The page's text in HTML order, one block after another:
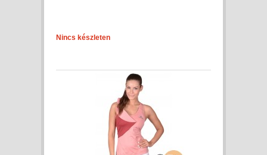
Nincs készleten